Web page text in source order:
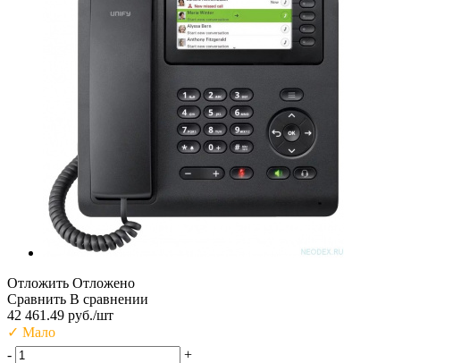
Отложить Отложено
Сравнить В сравнении
42 461.49 руб./шт
✓ Мало
-
+